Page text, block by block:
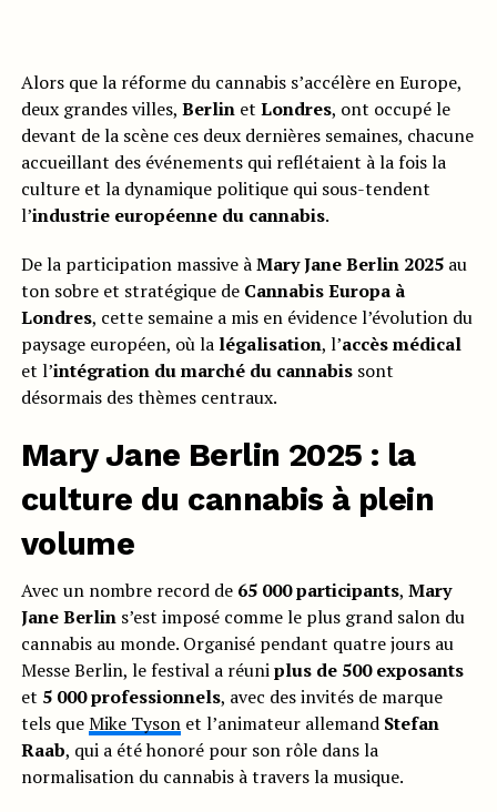
Alors que la réforme du cannabis s’accélère en Europe,
deux grandes villes, Berlinet Londres, ont occupé le
devant de la scène ces deux dernières semaines, chacune
accueillant des événements qui reflétaient à la fois la
culture et la dynamique politique qui sous-tendent
l’industrie européenne du cannabis.
De la participation massive àMary Jane Berlin 2025au
ton sobre et stratégique de Cannabis Europa à
Londres, cette semaine a mis en évidence l’évolution du
paysage européen, où la légalisation, l’accès médical
et l’intégration du marché du cannabissont
désormais des thèmes centraux.
Mary Jane Berlin 2025 : la
culture du cannabis à plein
volume
Avec un nombre record de 65 000 participants, Mary
Jane Berlins’est imposé comme le plus grand salon du
cannabis au monde. Organisé pendant quatre jours au
Messe Berlin, le festival a réuniplus de 500 exposants
et 5 000 professionnels, avec des invités de marque
tels queMike Tysonet l’animateur allemand Stefan
Raab, qui a été honoré pour son rôle dans la
normalisation du cannabis à travers la musique.